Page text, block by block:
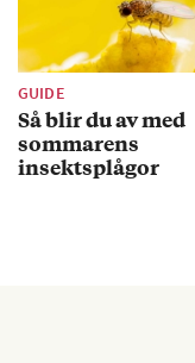
GUIDE
Så blir du av med
sommarens
insektsplågor